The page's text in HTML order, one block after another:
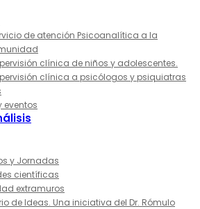
de atención Psicoanalítica a la
clínica de niños y adolescentes.
clínica a psicólogos y psiquiatras
eventos
y Jornadas
científicas
extramuros
de Ideas. Una iniciativa del Dr. Rómulo